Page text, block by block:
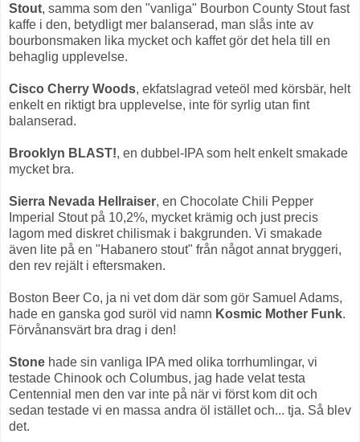
Stout, samma som den "vanliga" Bourbon County Stout fast
kaffe i den, betydligt mer balanserad, man slås inte av
bourbonsmaken lika mycket och kaffet gör det hela till en
behaglig upplevelse.
Cisco Cherry Woods, ekfatslagrad veteöl med körsbär, helt
enkelt en riktigt bra upplevelse, inte för syrlig utan fint
balanserad.
Brooklyn BLAST!, en dubbel-IPA som helt enkelt smakade
mycket bra.
Sierra Nevada Hellraiser, en Chocolate Chili Pepper
Imperial Stout på 10,2%, mycket krämig och just precis
lagom med diskret chilismak i bakgrunden. Vi smakade
även lite på en "Habanero stout" från något annat bryggeri,
den rev rejält i eftersmaken.
Boston Beer Co, ja ni vet dom där som gör Samuel Adams,
hade en ganska god suröl vid namn Kosmic Mother Funk.
Förvånansvärt bra drag i den!
Stone hade sin vanliga IPA med olika torrhumlingar, vi
testade Chinook och Columbus, jag hade velat testa
Centennial men den var inte på när vi först kom dit och
sedan testade vi en massa andra öl istället och... tja. Så blev
det.